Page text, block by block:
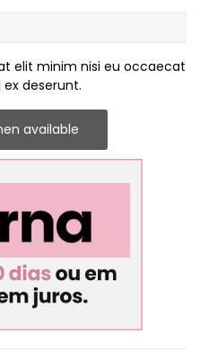
elit minim nisi eu occaecat
deserunt.
available